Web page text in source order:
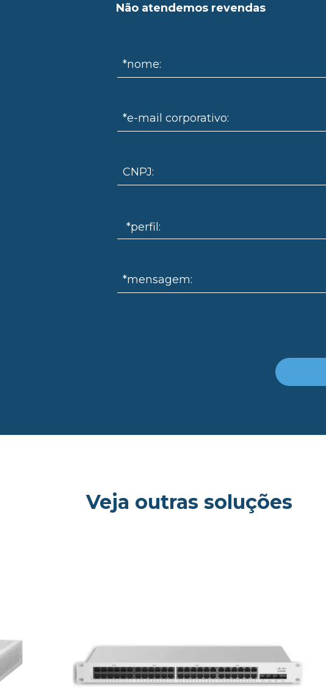
Não atendemos revendas
*nome:
*e-mail corporativo:
CNPJ:
*mensagem:
Veja outras soluções